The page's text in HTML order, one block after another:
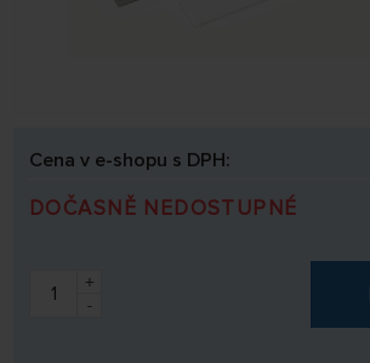
Cena v e-shopu s DPH:
DOČASNĚ NEDOSTUPNÉ
+
-